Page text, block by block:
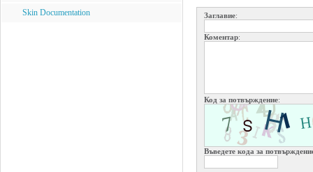
Skin Documentation Заглавие:
Коментар:
Код за потвърждение:
Въведете кода за